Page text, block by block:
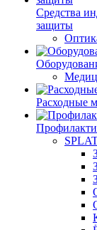
Средства
защиты
Расходные